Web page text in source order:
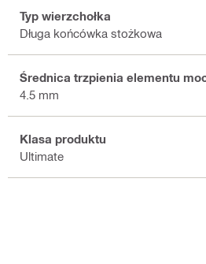
Typ wierzchołka
Długa końcówka stożkowa
Średnica trzpienia elementu
4.5 mm
Klasa produktu
Ultimate